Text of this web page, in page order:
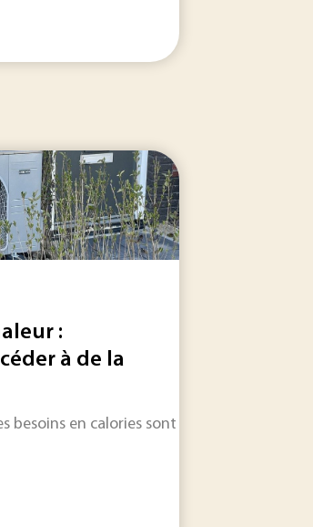
Laurent Da Dalto, fondateur et...
la climatisation à Paris. Logiquement, la
:
à de la
besoins en calories sont importants. Pour